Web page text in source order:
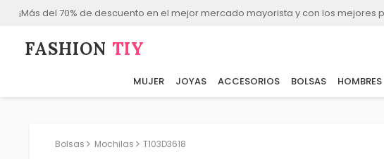
¡Más del 70% de descuento en el mejor mercado mayorista y con los mejores
FASHION⁠ TIY
MUJER JOYAS ACCESORIOS BOLSAS HOMBRES
Bolsas Mochilas T103D3618